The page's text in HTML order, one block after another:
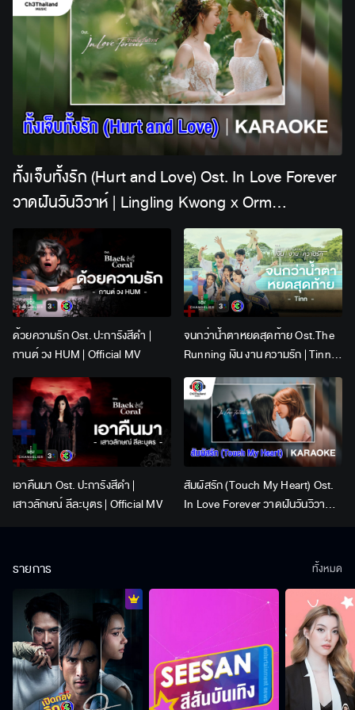
ทั้งเจ็บทั้งรัก (Hurt and Love) Ost. In Love Forever
วาดฝันวันวิวาห์ | Lingling Kwong x Orm
Kornnaphat | Official Karaoke
ด้วยความรัก Ost. ปะการังสีดำ |
กานต์ วง HUM | Official MV
จนกว่าน้ำตาหยดสุดท้าย Ost.The
Running เงิน งาน ความรัก | Tinn |
Official MV
เอาคืนมา Ost. ปะการังสีดำ |
เสาวลักษณ์ ลีละบุตร | Official MV
สัมผัสรัก (Touch My Heart) Ost.
In Love Forever วาดฝันวันวิวาห์ |
รายการ ทั้งหมด